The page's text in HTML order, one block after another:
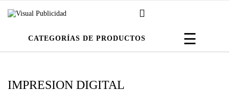
CATEGORÍAS DE PRODUCTOS ☰
IMPRESION DIGITAL